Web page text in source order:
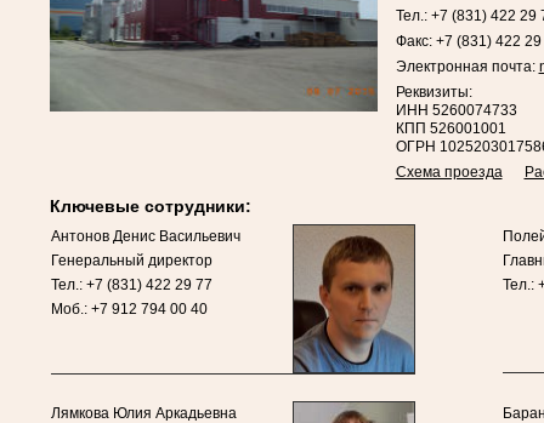
Тел.: +7 (831) 422 29
Факс: +7 (831) 422 29
Электронная почта:
Реквизиты:
ИНН 5260074733
КПП 526001001
ОГРН
Схема проезда
Ключевые сотрудники:
Антонов Денис Васильевич
Генеральный директор
Тел.: +7 (831) 422 29 77
Моб.: +7 912 794 00 40
Тел.:
Лямкова Юлия Аркадьевна